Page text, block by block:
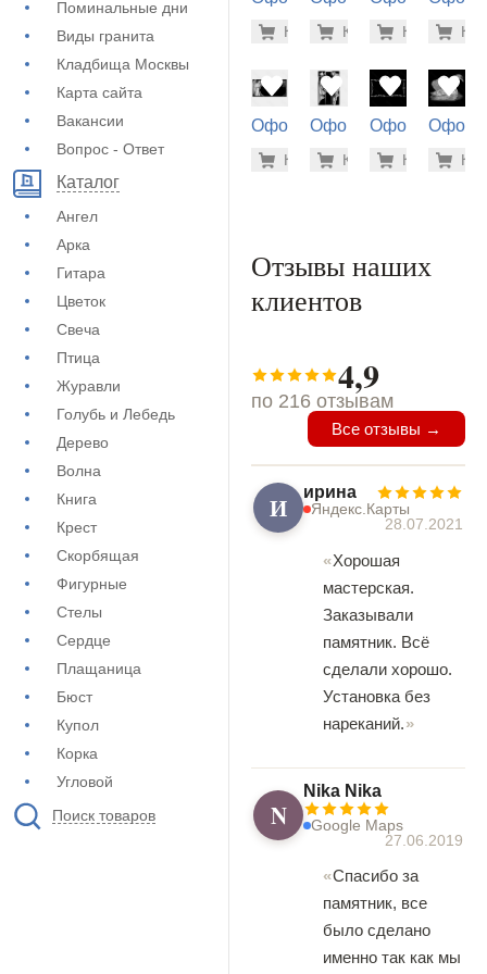
Поминальные дни
Виды гранита
Кладбища Москвы
Карта сайта
Вакансии
Вопрос - Ответ
Каталог
Ангел
Арка
Гитара
Цветок
Свеча
Птица
Журавли
Голубь и Лебедь
Дерево
Волна
Книга
Крест
Скорбящая
Фигурные
Стелы
Сердце
Плащаница
Бюст
Купол
Корка
Угловой
Поиск товаров
(72-620)
-7% 5.600
Купить(72-288)
-7%
Купить(73-410)
-
Купить(72-
Оформление
(73-210)
-7% 5.600
Купить
Оформление
(72-684)
-7%
Купить
Оформление
(71-842)
-
Купить(73-
Отзывы наших
клиентов
4,9
по 216 отзывам
Все отзывы →
И ирина
Яндекс.Карты
28.07.2021
Хорошая
мастерская.
Заказывали
памятник. Всё
сделали хорошо.
Установка без
нареканий.
N
Nika Nika
Google Maps
27.06.2019
Спасибо за
памятник, все
было сделано
именно так как мы